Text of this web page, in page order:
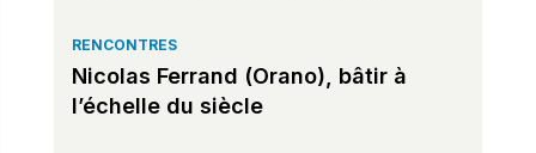
RENCONTRES
Nicolas Ferrand (Orano), bâtir à
l’échelle du siècle